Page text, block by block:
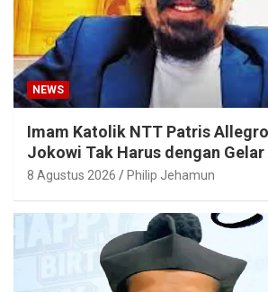
NEWS
Imam Katolik NTT Patris
Jokowi Tak Harus dengan
8 Agustus 2026 Philip Jehamun